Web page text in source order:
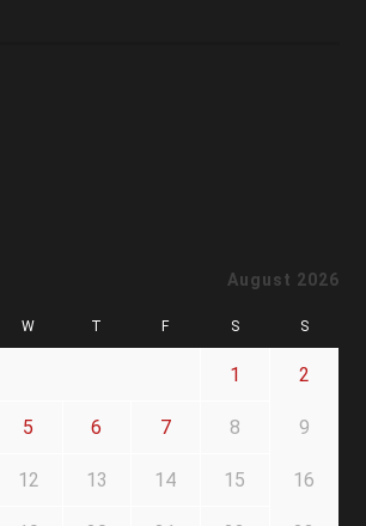
August 2026
W T F S S
1 2
5 6 7 8 9
12 13 14 15 16